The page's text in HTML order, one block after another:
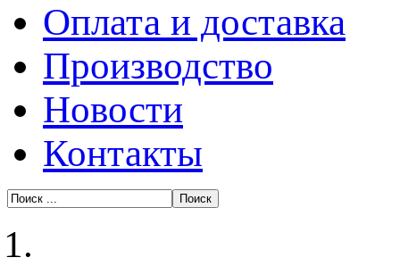
Оплата и доставка
Производство
Новости
Контакты